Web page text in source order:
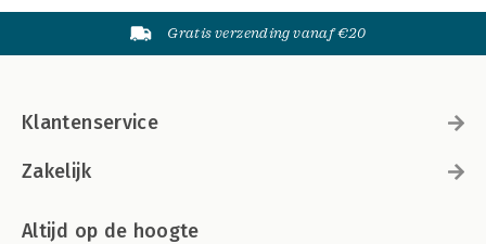
Gratis verzending vanaf €20
Klantenservice
Zakelijk
Altijd op de hoogte